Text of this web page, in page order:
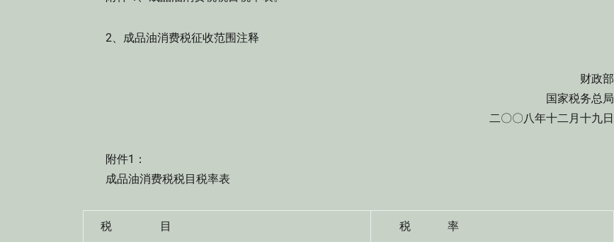
2、成品油消费税征收范围注释
财政部
国家税务总局
二〇〇八年十二月十九日
附件1：
成品油消费税税目税率表
税 目 税 率